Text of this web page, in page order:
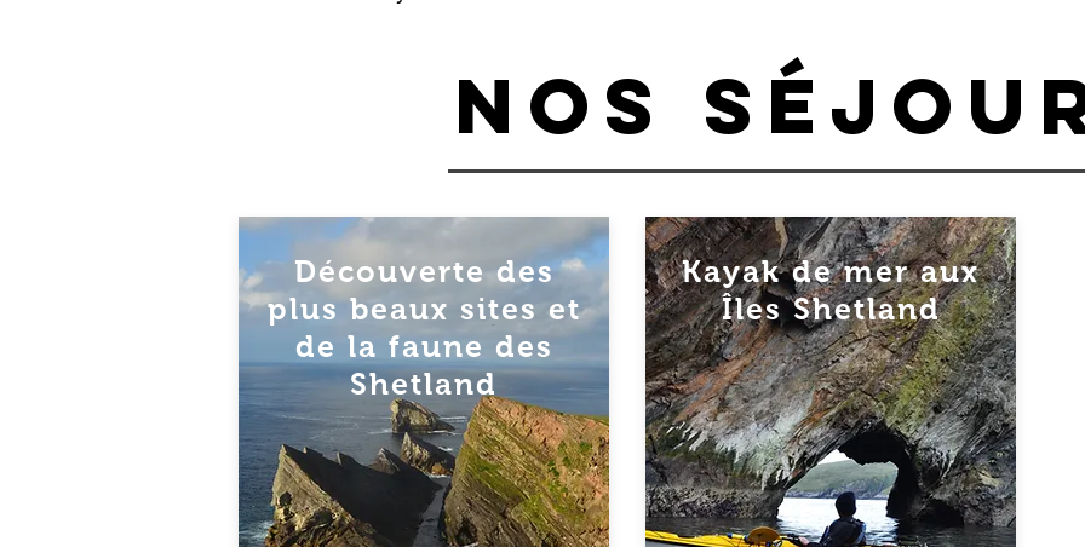
Nos
Découverte des
plus beaux sites et
de la faune des
Shetland
Kayak de mer aux
Îles Shetland